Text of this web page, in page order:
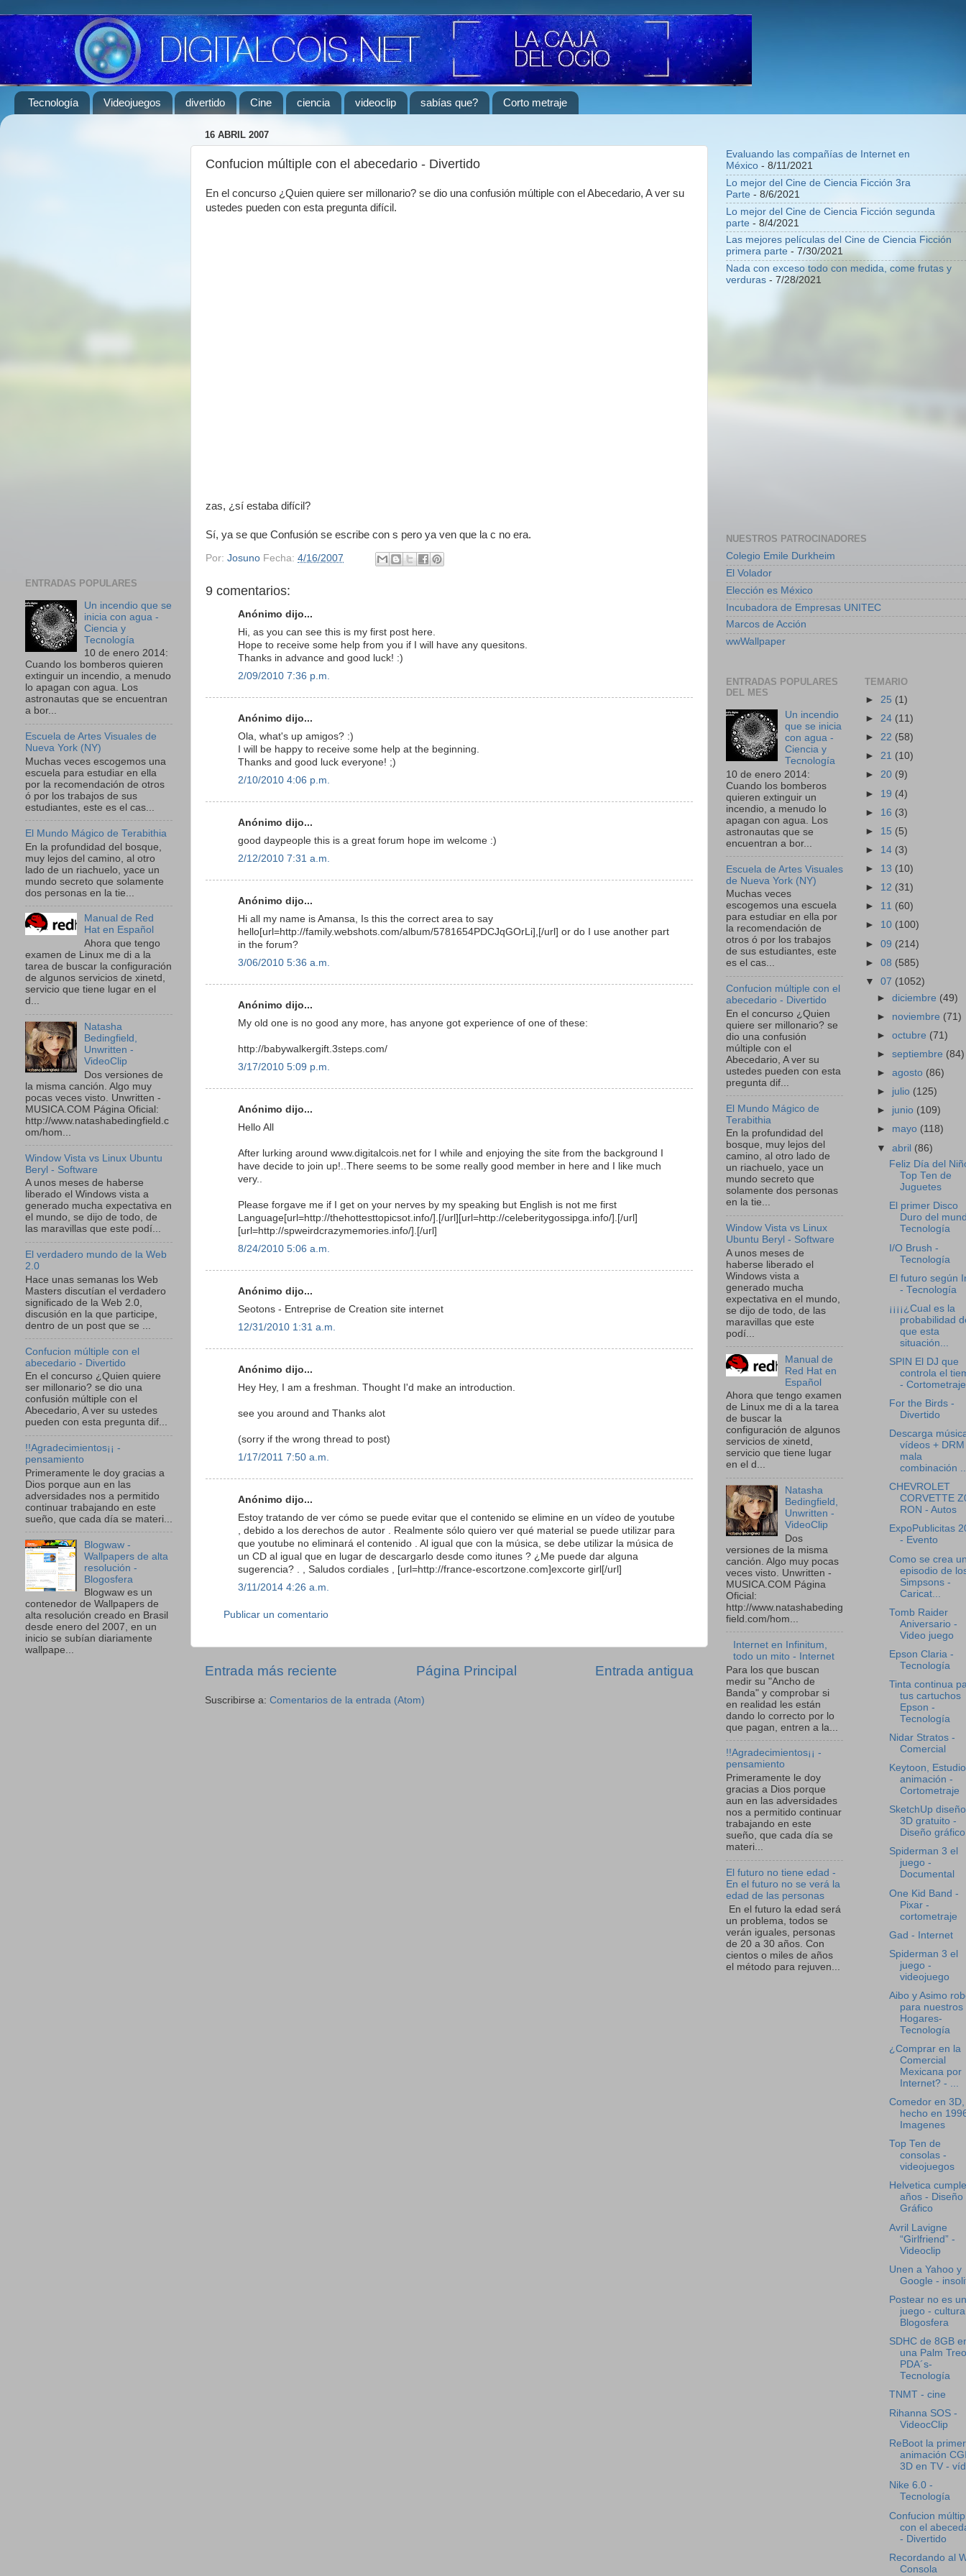
Tecnología Videojuegos divertido Cine ciencia videoclip sabías que? Corto metraje
16 ABRIL 2007
Confucion múltiple con el abecedario - Divertido
En el concurso ¿Quien quiere ser millonario? se dio una confusión múltiple con el Abecedario, A ver su
ustedes pueden con esta pregunta difícil.
zas, ¿sí estaba difícil?
Sí, ya se que Confusión se escribe con s pero ya ven que la c no era.
Por: Josuno Fecha: 4/16/2007
9 comentarios:
Anónimo dijo...
Hi, as you can see this is my first post here.
Hope to receive some help from you if I will have any quesitons.
Thanks in advance and good luck! :)
2/09/2010 7:36 p.m.
Anónimo dijo...
Ola, what's up amigos? :)
I will be happy to receive some help at the beginning.
Thanks and good luck everyone! ;)
2/10/2010 4:06 p.m.
Anónimo dijo...
good daypeople this is a great forum hope im welcome :)
2/12/2010 7:31 a.m.
Anónimo dijo...
Hi all my name is Amansa, Is this the correct area to say
hello[url=http://family.webshots.com/album/5781654PDCJqGOrLi],[/url] or do I use another part
in the forum?
3/06/2010 5:36 a.m.
Anónimo dijo...
My old one is no good any more, has anyone got experience of one of these:
http://babywalkergift.3steps.com/
3/17/2010 5:09 p.m.
Anónimo dijo...
Hello All
After lurking around www.digitalcois.net for I while and enjoying the site from the background I
have decide to join up!..There seems to be some really good member in here and I like much
very..
Please forgave me if I get on your nerves by my speaking but English is not me first
Language[url=http://thehottesttopicsot.info/].[/url][url=http://celeberitygossipga.info/].[/url]
[url=http://spweirdcrazymemories.info/].[/url]
8/24/2010 5:06 a.m.
Anónimo dijo...
Seotons - Entreprise de Creation site internet
12/31/2010 1:31 a.m.
Anónimo dijo...
Hey Hey, I am a freshman. Thought I'd make an introduction.
see you around and Thanks alot
(sorry if the wrong thread to post)
1/17/2011 7:50 a.m.
Anónimo dijo...
Estoy tratando de ver cómo se puede evitar que el contenido se elimine en un vídeo de youtube
, debido a los derechos de autor . Realmente sólo quiero ver qué material se puede utilizar para
que youtube no eliminará el contenido . Al igual que con la música, se debe utilizar la música de
un CD al igual que en lugar de descargarlo desde como itunes ? ¿Me puede dar alguna
sugerencia? . , Saludos cordiales , [url=http://france-escortzone.com]excorte girl[/url]
3/11/2014 4:26 a.m.
Publicar un comentario
Entrada más reciente Entrada antigua
Página Principal
Suscribirse a: Comentarios de la entrada (Atom)
ENTRADAS POPULARES
Un incendio que se
inicia con agua -
Ciencia y
Tecnología
10 de enero 2014:
Cuando los bomberos quieren
extinguir un incendio, a menudo
lo apagan con agua. Los
astronautas que se encuentran
a bor...
Escuela de Artes Visuales de
Nueva York (NY)
Muchas veces escogemos una
escuela para estudiar en ella
por la recomendación de otros
ó por los trabajos de sus
estudiantes, este es el cas...
El Mundo Mágico de Terabithia
En la profundidad del bosque,
muy lejos del camino, al otro
lado de un riachuelo, yace un
mundo secreto que solamente
dos personas en la tie...
Manual de Red
Hat en Español
Ahora que tengo
examen de Linux me di a la
tarea de buscar la configuración
de algunos servicios de xinetd,
servicio que tiene lugar en el
d...
Natasha
Bedingfield,
Unwritten -
VideoClip
Dos versiones de
la misma canción. Algo muy
pocas veces visto. Unwritten -
MUSICA.COM Página Oficial:
http://www.natashabedingfield.c
om/hom...
Window Vista vs Linux Ubuntu
Beryl - Software
A unos meses de haberse
liberado el Windows vista a
generado mucha expectativa en
el mundo, se dijo de todo, de
las maravillas que este podí...
El verdadero mundo de la Web
2.0
Hace unas semanas los Web
Masters discutían el verdadero
significado de la Web 2.0,
discusión en la que participe,
dentro de un post que se ...
Confucion múltiple con el
abecedario - Divertido
En el concurso ¿Quien quiere
ser millonario? se dio una
confusión múltiple con el
Abecedario, A ver su ustedes
pueden con esta pregunta dif...
!!Agradecimientos¡¡ -
pensamiento
Primeramente le doy gracias a
Dios porque aun en las
adversidades nos a permitido
continuar trabajando en este
sueño, que cada día se materi...
Blogwaw -
Wallpapers de alta
resolución -
Blogosfera
Blogwaw es un
contenedor de Wallpapers de
alta resolución creado en Brasil
desde enero del 2007, en un
inicio se subían diariamente
wallpape...
Evaluando las compañías de Internet en
México - 8/11/2021
Lo mejor del Cine de Ciencia Ficción 3ra
Parte - 8/6/2021
Lo mejor del Cine de Ciencia Ficción segunda
parte - 8/4/2021
Las mejores películas del Cine de Ciencia Ficción
primera parte - 7/30/2021
Nada con exceso todo con medida, come frutas y
verduras - 7/28/2021
NUESTROS PATROCINADORES
Colegio Emile Durkheim
El Volador
Elección es México
Incubadora de Empresas UNITEC
Marcos de Acción
wwWallpaper
ENTRADAS POPULARES
DEL MES
Un incendio
que se inicia
con agua -
Ciencia y
Tecnología
10 de enero 2014:
Cuando los bomberos
quieren extinguir un
incendio, a menudo lo
apagan con agua. Los
astronautas que se
encuentran a bor...
Escuela de Artes Visuales
de Nueva York (NY)
Muchas veces
escogemos una escuela
para estudiar en ella por
la recomendación de
otros ó por los trabajos
de sus estudiantes, este
es el cas...
Confucion múltiple con el
abecedario - Divertido
En el concurso ¿Quien
quiere ser millonario? se
dio una confusión
múltiple con el
Abecedario, A ver su
ustedes pueden con esta
pregunta dif...
El Mundo Mágico de
Terabithia
En la profundidad del
bosque, muy lejos del
camino, al otro lado de
un riachuelo, yace un
mundo secreto que
solamente dos personas
en la tie...
Window Vista vs Linux
Ubuntu Beryl - Software
A unos meses de
haberse liberado el
Windows vista a
generado mucha
expectativa en el mundo,
se dijo de todo, de las
maravillas que este
podí...
Manual de
Red Hat en
Español
Ahora que tengo examen
de Linux me di a la tarea
de buscar la
configuración de algunos
servicios de xinetd,
servicio que tiene lugar
en el d...
Natasha
Bedingfield,
Unwritten -
VideoClip
Dos
versiones de la misma
canción. Algo muy pocas
veces visto. Unwritten -
MUSICA.COM Página
Oficial:
http://www.natashabeding
field.com/hom...
Internet en Infinitum,
todo un mito - Internet
Para los que buscan
medir su "Ancho de
Banda" y comprobar si
en realidad les están
dando lo correcto por lo
que pagan, entren a la...
!!Agradecimientos¡¡ -
pensamiento
Primeramente le doy
gracias a Dios porque
aun en las adversidades
nos a permitido continuar
trabajando en este
sueño, que cada día se
materi...
El futuro no tiene edad -
En el futuro no se verá la
edad de las personas
En el futuro la edad será
un problema, todos se
verán iguales, personas
de 20 a 30 años. Con
cientos o miles de años
el método para rejuven...
TEMARIO
► 25 (1)
► 24 (11)
► 22 (58)
► 21 (10)
► 20 (9)
► 19 (4)
► 16 (3)
► 15 (5)
► 14 (3)
► 13 (10)
► 12 (31)
► 11 (60)
► 10 (100)
► 09 (214)
► 08 (585)
▼ 07 (1052)
►diciembre (49)
► noviembre (71)
►octubre (71)
►septiembre (84)
►agosto (86)
► julio (125)
► junio (109)
► mayo (118)
▼abril (86)
Feliz Día del
Top Ten de
Juguetes
El primer Disco
Duro del
Tecnología
I/O Brush -
Tecnología
El futuro según
- Tecnología
¡¡¡¡¿Cual es la
probabilidad
que esta
situación...
SPIN El DJ que
controla el
- Cortometraje
For the Birds -
Divertido
Descarga
vídeos +
mala
combinación
CHEVROLET
CORVETTE
RON - Autos
ExpoPublicitas
- Evento
Como se crea
episodio de
Simpsons -
Caricat...
Tomb Raider
Aniversario -
Video juego
Epson Claria -
Tecnología
Tinta continua
tus cartuchos
Epson -
Tecnología
Nidar Stratos -
Comercial
Keytoon,
animación -
Cortometraje
SketchUp
3D gratuito -
Diseño gráfico
Spiderman 3 el
juego -
Documental
One Kid Band -
Pixar -
cortometraje
Gad - Internet
Spiderman 3 el
juego -
videojuego
Aibo y Asimo
para nuestros
Hogares-
Tecnología
¿Comprar en la
Comercial
Mexicana por
Internet? - ...
Comedor en 3D,
hecho en
Imagenes
Top Ten de
consolas -
videojuegos
Helvetica
años - Diseño
Gráfico
Avril Lavigne
“Girlfriend” -
Videoclip
Unen a Yahoo y
Google -
Postear no es un
juego - cultura
Blogosfera
SDHC de 8GB
una Palm
PDA´s-
Tecnología
TNMT - cine
Rihanna SOS -
VideocClip
ReBoot la
animación
3D en TV -
Nike 6.0 -
Tecnología
Confucion
con el
- Divertido
Recordando al
Consola